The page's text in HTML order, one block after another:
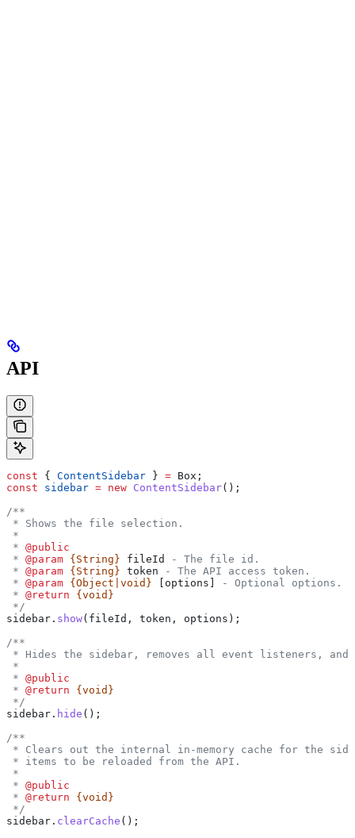
API
const { ContentSidebar } = Box ;
const sidebar = new ContentSidebar();
/**
* Shows the file selection.
*
* @public
* @param {String} fileId
- The file id.
* @param {String} token - The API access token.
* @param {Object|void} [options]
- Optional options.
* @return {void}
*/
sidebar . show( fileId , token , options );
/**
* Hides the sidebar, removes all event listeners, and
*
* @public
* @return {void}
*/
sidebar . hide ();
/**
* Clears out the internal in-memory cache for the
* items to be reloaded from the API.
*
* @public
* @return {void}
*/
sidebar . clearCache ();